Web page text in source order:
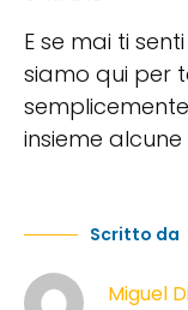
E se mai ti
siamo qui per
semplicemente
insieme
Scritto da
Miguel